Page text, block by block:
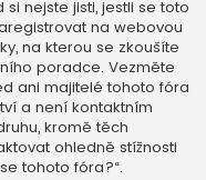
nejste jisti, jestli se toto
na webovou
na kterou se zkoušíte
poradce. Vezměte
ani majitelé tohoto fóra
a není kontaktním
kromě těch
ohledně stížnosti
tohoto fóra?“.